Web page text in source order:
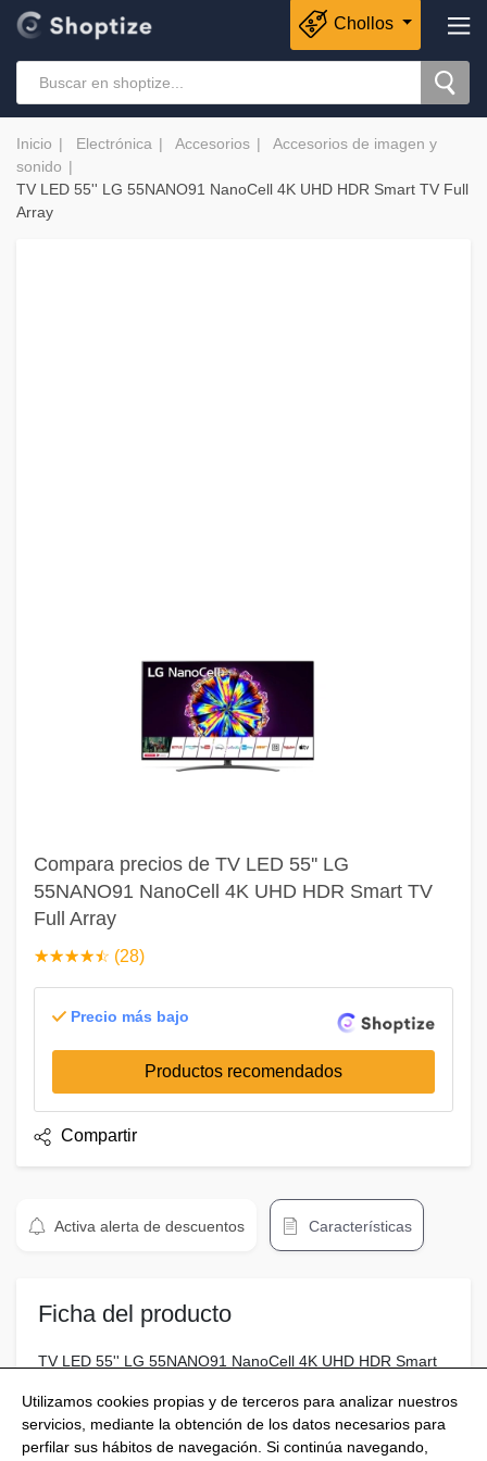
Chollos
Inicio Electrónica Accesorios
Accesorios de imagen y
sonido
TV LED 55'' LG 55NANO91 NanoCell 4K UHD HDR Smart TV Full
Array
Compara precios de TV LED 55'' LG
55NANO91 NanoCell 4K UHD HDR Smart TV
Full Array
☆☆☆☆☆
★★★★★ (28)
Precio más bajo
Productos recomendados
Compartir
Activa alerta de descuentos Características
Ficha del producto
TV LED 55'' LG 55NANO91 NanoCell 4K UHD HDR Smart
Utilizamos cookies propias y de terceros para analizar nuestros
servicios, mediante la obtención de los datos necesarios para
perfilar sus hábitos de navegación. Si continúa navegando,